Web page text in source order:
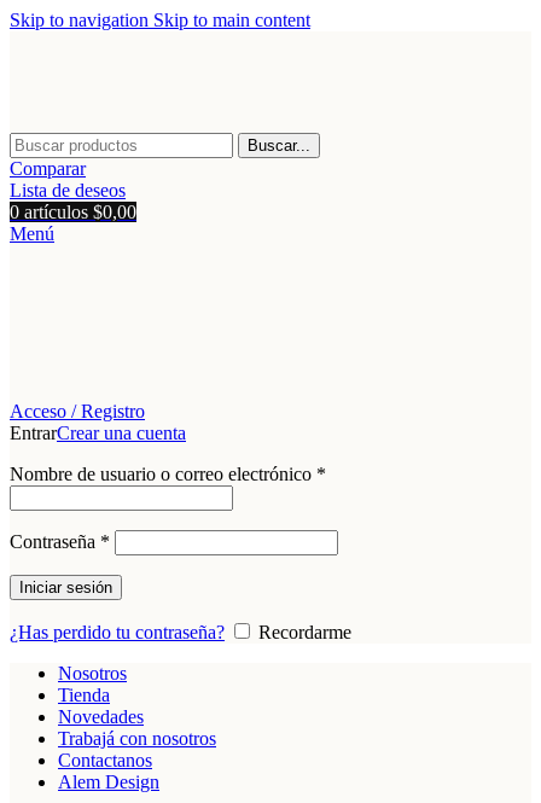
Skip to navigation Skip to main content
Buscar...
Comparar
Lista de deseos
0 artículos $0,00
Menú
Acceso / Registro
EntrarCrear una cuenta
Nombre de usuario o correo electrónico *
Contraseña *
Iniciar sesión
¿Has perdido tu contraseña?
Recordarme
Nosotros
Tienda
Novedades
Trabajá con nosotros
Contactanos
Alem Design